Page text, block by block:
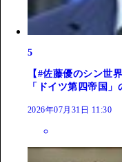
5
【#佐藤優のシン世
「ドイツ第四帝国」
2026年07月31日 11:30